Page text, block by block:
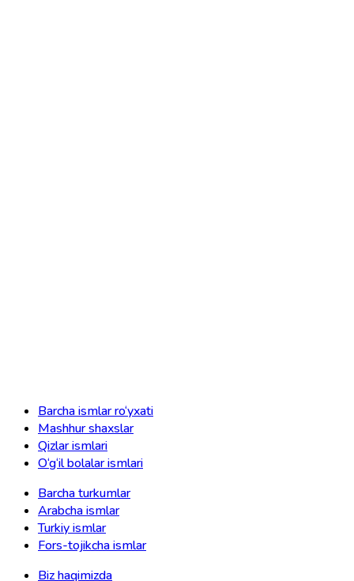
Barcha ismlar ro‘yxati
Mashhur shaxslar
Qizlar ismlari
O‘g‘il bolalar ismlari
Barcha turkumlar
Arabcha ismlar
Turkiy ismlar
Fors-tojikcha ismlar
Biz haqimizda